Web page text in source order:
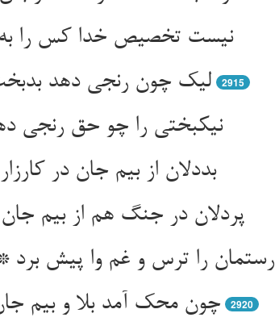
نیست تخصیص خدا کس را به
لیک چون رنجی دهد
2915
نیکبختی را چو حق رنجی
بددلان از بیم جان در
پردلان در جنگ هم از بیم
رستمان را ترس و غم وا پیش
چون محک آمد بلا و بیم
2920